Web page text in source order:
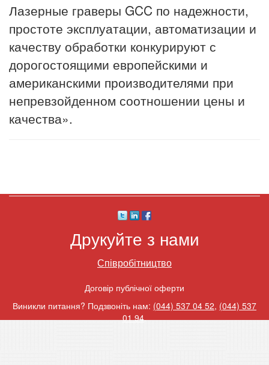
Лазерные граверы GCC по надежности,
простоте эксплуатации, автоматизации и
качеству обработки конкурируют с
дорогостоящими европейскими и
американскими производителями при
непревзойденном соотношении цены и
качества».
Друкуйте з нами
Співробітництво
Договір публічної оферти
Виникли питання? Подзвоніть нам: (044) 537 04 52, (044) 537
01 94.